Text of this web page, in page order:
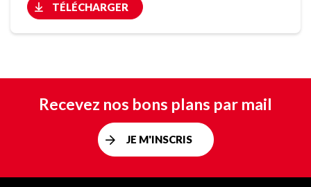
TÉLÉCHARGER
Recevez nos bons plans par mail
JE M'INSCRIS